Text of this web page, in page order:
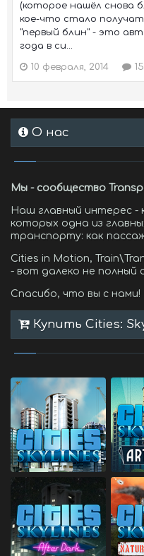
(которое нашёл снова
кое-что стало
"первый блин" - это
года в си...
10 февраля, 2014
О нас
Мы - сообщество
Наш главный интерес -
которых одна из
транспорту: как
Cities in Motion,
- вот далеко не полный
Спасибо, что вы с нами!
Купить Cities: